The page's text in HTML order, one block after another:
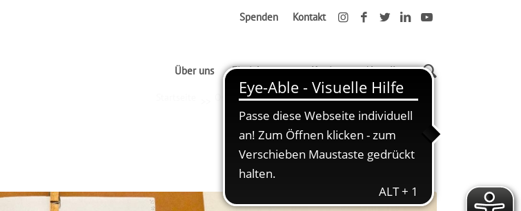
Spenden Kontakt
Über uns Einrichtungen Karriere Aktuelles
Oster-Küken in unserer Kita Kranichgarten